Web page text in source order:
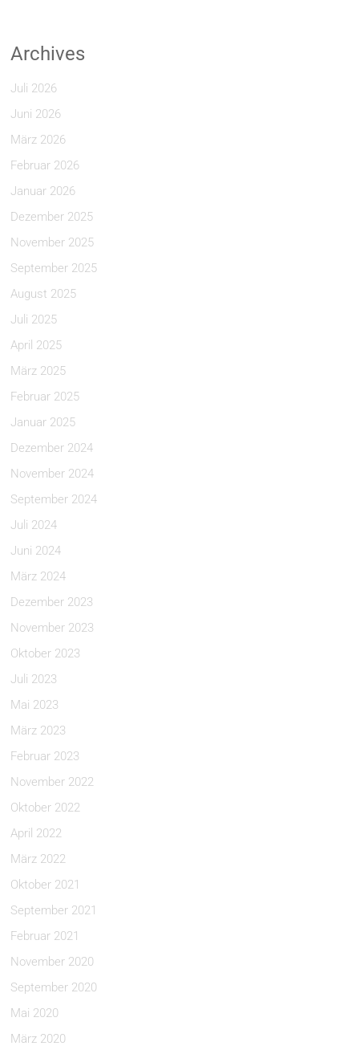
Archives
Juli 2026
Juni 2026
März 2026
Februar 2026
Januar 2026
Dezember 2025
November 2025
September 2025
August 2025
Juli 2025
April 2025
März 2025
Februar 2025
Januar 2025
Dezember 2024
November 2024
September 2024
Juli 2024
Juni 2024
März 2024
Dezember 2023
November 2023
Oktober 2023
Juli 2023
Mai 2023
März 2023
Februar 2023
November 2022
Oktober 2022
April 2022
März 2022
Oktober 2021
September 2021
Februar 2021
November 2020
September 2020
Mai 2020
März 2020